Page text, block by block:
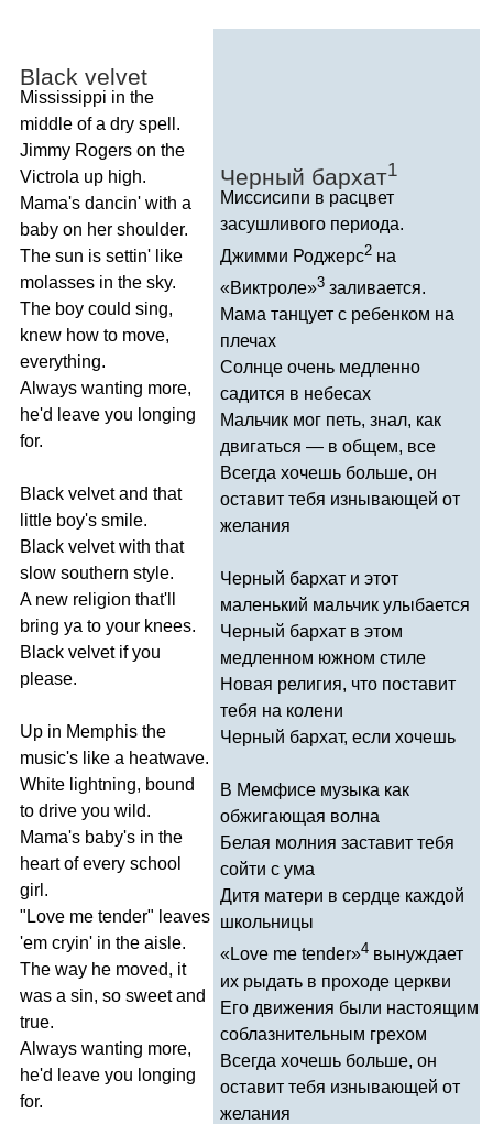
Black velvet
Mississippi in the
middle of a dry spell .
Jimmy Rogers on the
Victrola up high.
Mama's dancin' with a
baby on her shoulder.
The sun is settin' like
molasses in the sky.
The boy could sing,
knew how to move,
everything.
Always wanting more,
he'd leave you longing
for.
Black velvet and that
little boy's smile.
Black velvet with that
slow southern style.
A new religion that'll
bring ya to your knees.
Black velvet if you
please.
Up in Memphis the
music's like a heatwave.
White lightning, bound
to drive you wild.
Mama's baby's in the
heart of every school
girl .
" Love me tender" leaves
'em cryin' in the aisle.
The way he moved, it
was a sin, so sweet and
true.
Always wanting more,
he'd leave you longing
for.
Черный бархат1
Миссисипи в расцвет
засушливого периода.
Джимми Роджерс2 на
«Виктроле»3 заливается.
Мама танцует с ребенком на
плечах
Солнце очень медленно
садится в небесах
Мальчик мог петь, знал, как
двигаться — в общем, все
Всегда хочешь больше, он
оставит тебя изнывающей от
желания
Черный бархат и этот
маленький мальчик улыбается
Черный бархат в этом
медленном южном стиле
Новая религия, что поставит
тебя на колени
Черный бархат, если хочешь
В Мемфисе музыка как
обжигающая волна
Белая молния заставит тебя
сойти с ума
Дитя матери в сердце каждой
школьницы
«Love me tender»4 вынуждает
их рыдать в проходе церкви
Его движения были настоящим
соблазнительным грехом
Всегда хочешь больше, он
оставит тебя изнывающей от
желания